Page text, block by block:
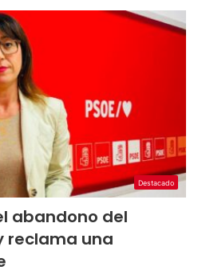
Destacado
abandono del
reclama una